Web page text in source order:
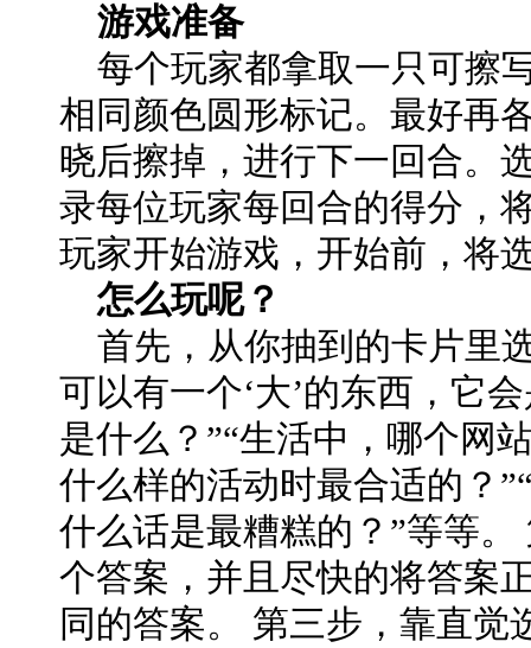
游戏准备
每个玩家都拿取一只可擦
相同颜色圆形标记。最好再
晓后擦掉，进行下一回合。
录每位玩家每回合的得分，
玩家开始游戏，开始前，将
怎么玩呢？
首先，从你抽到的卡片里
可以有一个‘大’的东西，它
是什么？”“生活中，哪个网
什么样的活动时最合适的？
什么话是最糟糕的？”等等
个答案，并且尽快的将答案
同的答案。 第三步，靠直